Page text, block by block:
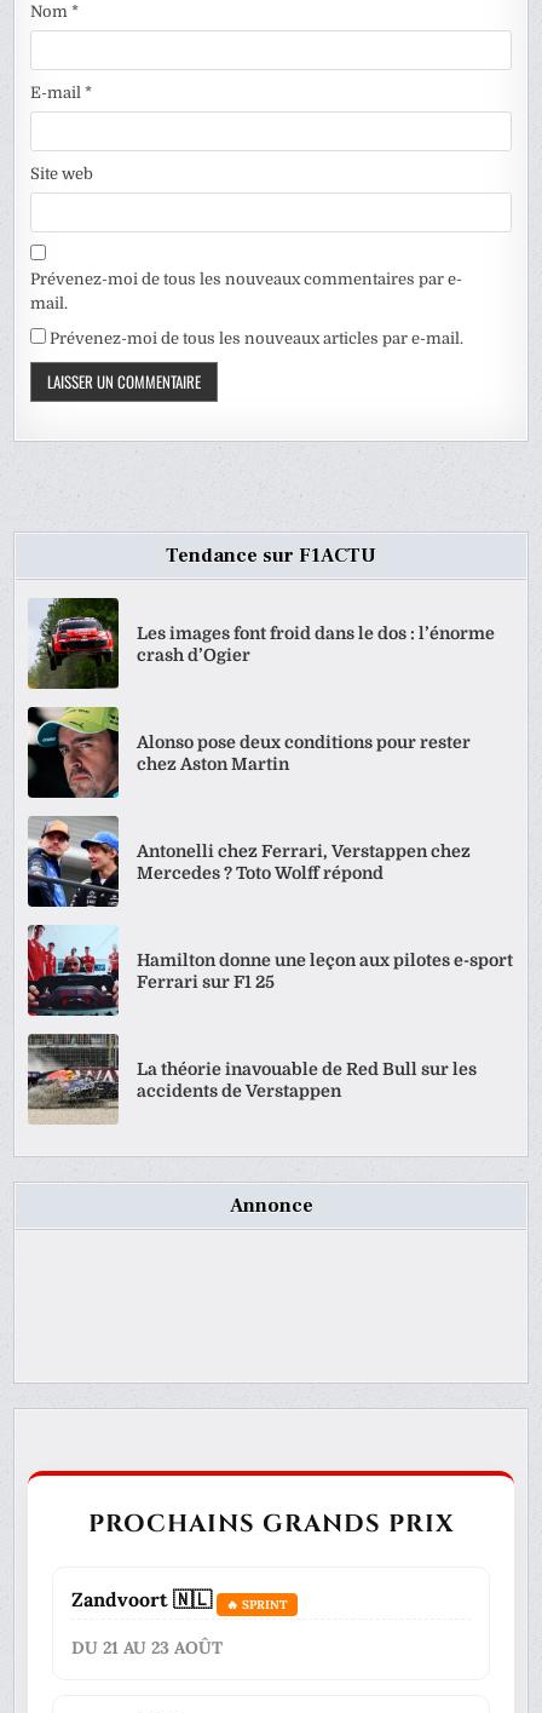
Nom*
E-mail*
Site web
Prévenez-moi de tous les nouveaux commentaires par e-
mail.
Prévenez-moi de tous les nouveaux articles par e-mail.
Tendance sur F1ACTU
Les images font froid dans le dos : l’énorme
crash d’Ogier
Alonso pose deux conditions pour rester
chez Aston Martin
Antonelli chez Ferrari, Verstappen chez
Mercedes ? Toto Wolff répond
Hamilton donne une leçon aux pilotes e-sport
Ferrari sur F1 25
La théorie inavouable de Red Bull sur les
accidents de Verstappen
Annonce
PROCHAINS GRANDS PRIX
Zandvoort 🇳🇱 🔥 SPRINT
DU 21 AU 23 AOÛT